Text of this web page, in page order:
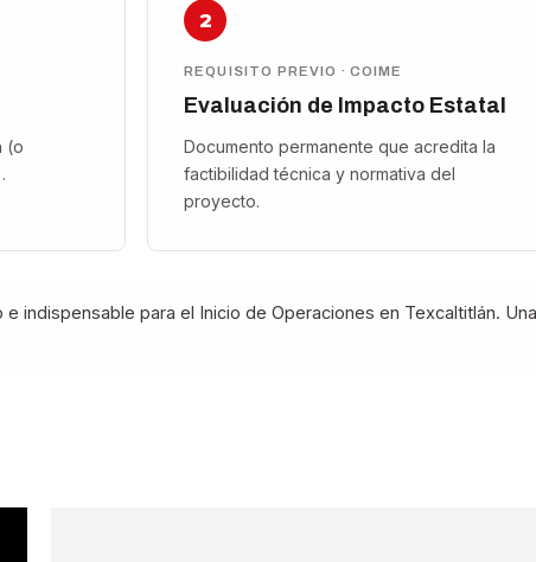
(o
2
REQUISITO PREVIO · COIME
Evaluación de Impacto Estatal
Documento permanente que acredita la
factibilidad técnica y normativa del
proyecto.
e indispensable para el Inicio de Operaciones en Texcaltitlán.